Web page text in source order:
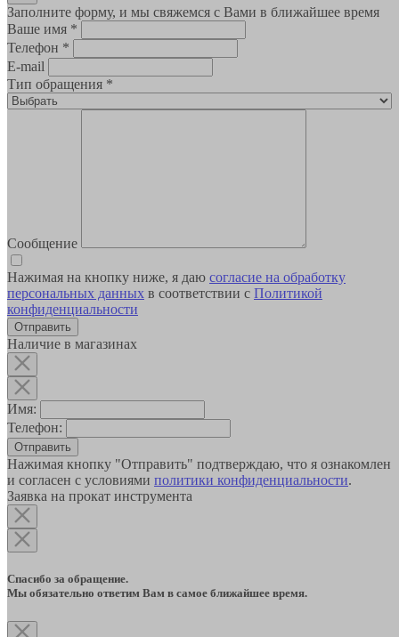
Заполните форму, и мы свяжемся с Вами в ближайшее время
Ваше имя *
Телефон *
E-mail
Тип обращения *
Сообщение
Нажимая на кнопку ниже, я даю согласие на обработку
персональных данных в соответствии с Политикой
конфиденциальности
Наличие в магазинах
Имя:
Телефон:
Отправить
Нажимая кнопку "Отправить" подтверждаю, что я ознакомлен
и согласен с условиями политики конфиденциальности.
Заявка на прокат инструмента
Спасибо за обращение.
Мы обязательно ответим Вам в самое ближайшее время.